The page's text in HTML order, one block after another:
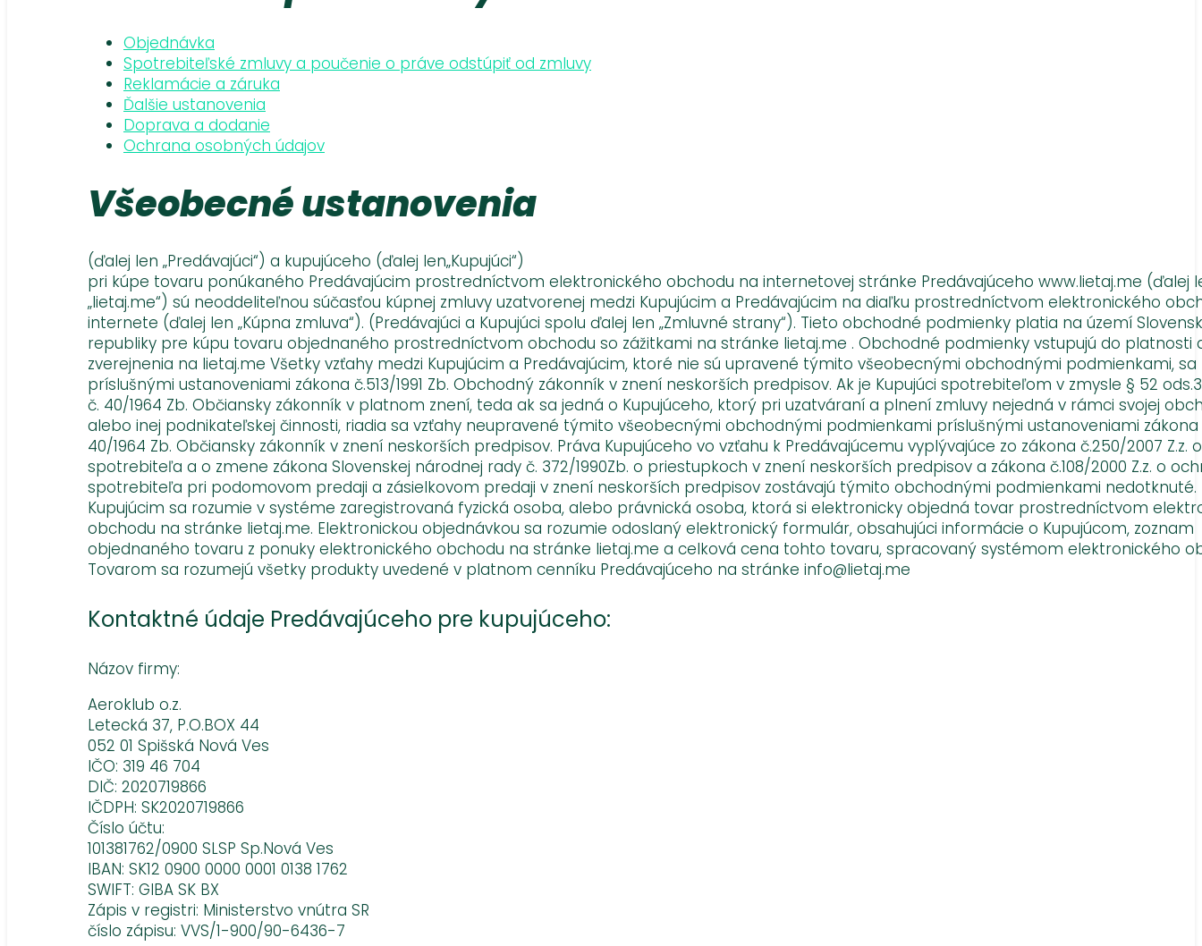
Objednávka
Spotrebiteľské zmluvy a poučenie o práve odstúpiť od zmluvy
Reklamácie a záruka
Ďalšie ustanovenia
Doprava a dodanie
Ochrana osobných údajov
Všeobecné ustanovenia
(ďalej len „Predávajúci“) a kupujúceho (ďalej len„Kupujúci“)
pri kúpe tovaru ponúkaného Predávajúcim prostredníctvom elektronického obchodu na internetovej stránke Predávajúceho www.lietaj.me (ďalej
„lietaj.me“) sú neoddeliteľnou súčasťou kúpnej zmluvy uzatvorenej medzi Kupujúcim a Predávajúcim na diaľku prostredníctvom elektronického
internete (ďalej len „Kúpna zmluva“). (Predávajúci a Kupujúci spolu ďalej len „Zmluvné strany“). Tieto obchodné podmienky platia na území
republiky pre kúpu tovaru objednaného prostredníctvom obchodu so zážitkami na stránke lietaj.me . Obchodné podmienky vstupujú do platnosti
zverejnenia na lietaj.me Všetky vzťahy medzi Kupujúcim a Predávajúcim, ktoré nie sú upravené týmito všeobecnými obchodnými podmienkami, sa
príslušnými ustanoveniami zákona č.513/1991 Zb. Obchodný zákonník v znení neskorších predpisov. Ak je Kupujúci spotrebiteľom v zmysle § 52
č. 40/1964 Zb. Občiansky zákonník v platnom znení, teda ak sa jedná o Kupujúceho, ktorý pri uzatváraní a plnení zmluvy nejedná v rámci svojej
alebo inej podnikateľskej činnosti, riadia sa vzťahy neupravené týmito všeobecnými obchodnými podmienkami príslušnými ustanoveniami zákona
40/1964 Zb. Občiansky zákonník v znení neskorších predpisov. Práva Kupujúceho vo vzťahu k Predávajúcemu vyplývajúce zo zákona č.250/2007 Z.z.
spotrebiteľa a o zmene zákona Slovenskej národnej rady č. 372/1990Zb. o priestupkoch v znení neskorších predpisov a zákona č.108/2000 Z.z. o
spotrebiteľa pri podomovom predaji a zásielkovom predaji v znení neskorších predpisov zostávajú týmito obchodnými podmienkami nedotknuté.
Kupujúcim sa rozumie v systéme zaregistrovaná fyzická osoba, alebo právnická osoba, ktorá si elektronicky objedná tovar prostredníctvom
obchodu na stránke lietaj.me. Elektronickou objednávkou sa rozumie odoslaný elektronický formulár, obsahujúci informácie o Kupujúcom, zoznam
objednaného tovaru z ponuky elektronického obchodu na stránke lietaj.me a celková cena tohto tovaru, spracovaný systémom elektronického
Tovarom sa rozumejú všetky produkty uvedené v platnom cenníku Predávajúceho na stránke info@lietaj.me
Kontaktné údaje Predávajúceho pre kupujúceho:
Názov firmy:
Aeroklub o.z.
Letecká 37, P.O.BOX 44
052 01 Spišská Nová Ves
IČO: 319 46 704
DIČ: 2020719866
IČDPH: SK2020719866
Číslo účtu:
101381762/0900 SLSP Sp.Nová Ves
IBAN: SK12 0900 0000 0001 0138 1762
SWIFT: GIBA SK BX
Zápis v registri: Ministerstvo vnútra SR
číslo zápisu: VVS/1-900/90-6436-7